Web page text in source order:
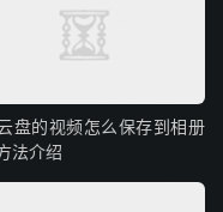
盘的视频怎么保存到相册
法介绍